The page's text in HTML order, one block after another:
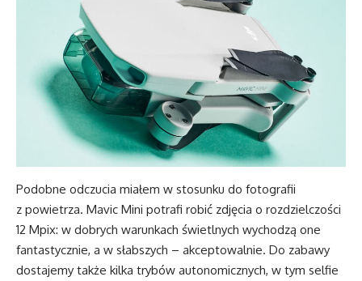
Podobne odczucia miałem w stosunku do fotografii
z powietrza. Mavic Mini potrafi robić zdjęcia o rozdzielczości
12 Mpix: w dobrych warunkach świetlnych wychodzą one
fantastycznie, a w słabszych – akceptowalnie. Do zabawy
dostajemy także kilka trybów autonomicznych, w tym selfie